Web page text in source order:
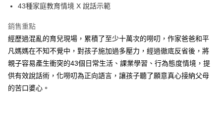
街口支付
悠遊付
ATM付款
全家取貨付款
43種家庭教育情境 X 說話示範
銷售重點
經歷過混亂的育兒現場，累積了至少十萬次的嘮叨，作家爸爸和平
凡媽媽在不知不覺中，對孩子施加過多壓力，經過徹底反省後，將
親子容易產生衝突的43個日常生活、課業學習、行為態度情境，提
供有效說話術，化嘮叨為正向語言，讓孩子聽了願意真心接納父母
的苦口婆心。